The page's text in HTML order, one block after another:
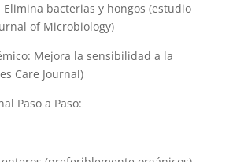
bacterias y hongos (estudio
of Microbiology)
Mejora la sensibilidad a la
Care Journal)
Paso a Paso: